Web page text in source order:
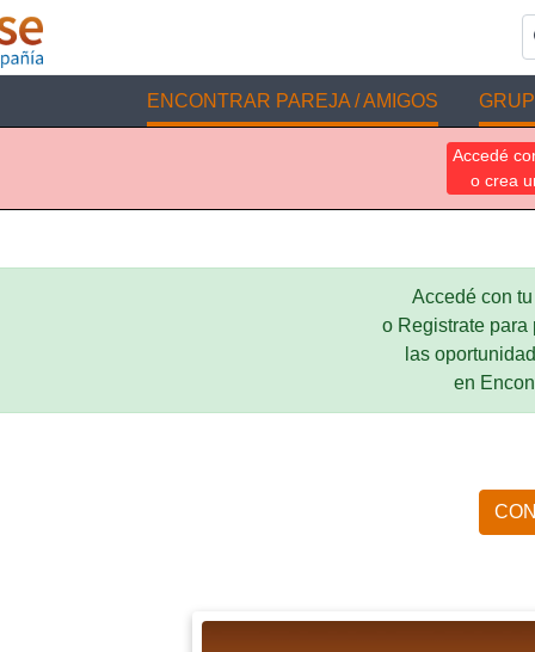
ENCONTRAR PAREJA / AMIGOS
Accedé
o crea
Accedé con
o Registrate para
las
en